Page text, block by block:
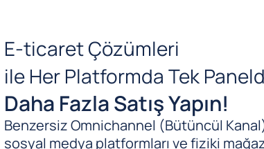
E-ticaret Çözümleri
ile Her Platformda Tek
Daha Fazla Satış Yapın!
Benzersiz Omnichannel (Bütüncül
sosyal medya platformları ve fiziki